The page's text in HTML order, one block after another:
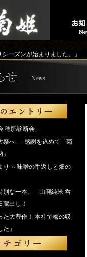
シーズンが始まりました。」
穂肥診断会」
祭へ ― 感謝を込めて「菊
り ～味噌の手返しと畑の
別な一本。「山廃純米 呑
蔵出し！
た大豊作！ 本社で梅の収
」